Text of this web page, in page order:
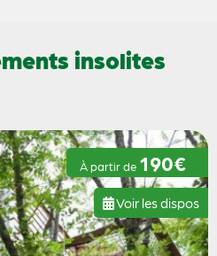
insolites
À partir de 190€
Voir les dispos